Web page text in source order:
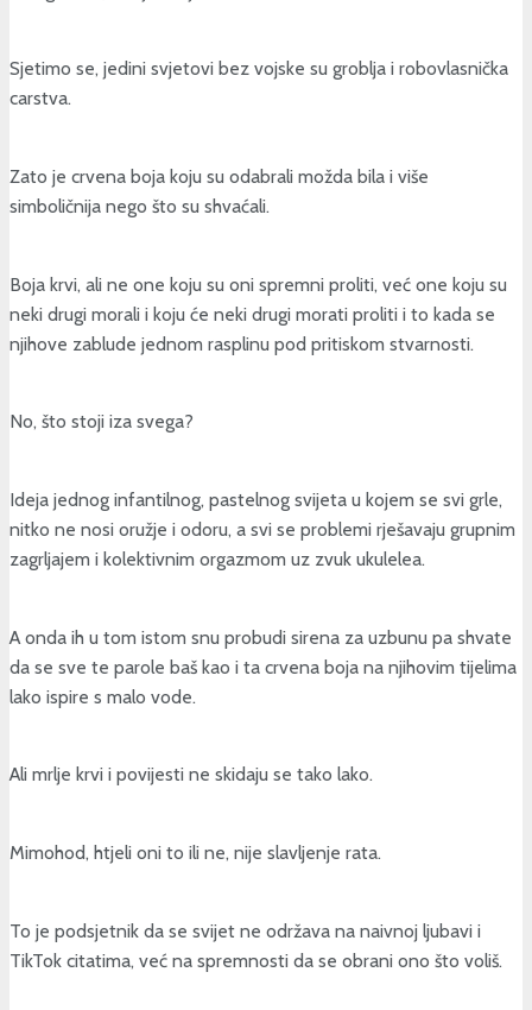
Sjetimo se, jedini svjetovi bez vojske su groblja i robovlasnička
carstva.
Zato je crvena boja koju su odabrali možda bila i više
simboličnija nego što su shvaćali.
Boja krvi, ali ne one koju su oni spremni proliti, već one koju su
neki drugi morali i koju će neki drugi morati proliti i to kada se
njihove zablude jednom rasplinu pod pritiskom stvarnosti.
No, što stoji iza svega?
Ideja jednog infantilnog, pastelnog svijeta u kojem se svi grle,
nitko ne nosi oružje i odoru, a svi se problemi rješavaju grupnim
zagrljajem i kolektivnim orgazmom uz zvuk ukulelea.
A onda ih u tom istom snu probudi sirena za uzbunu pa shvate
da se sve te parole baš kao i ta crvena boja na njihovim tijelima
lako ispire s malo vode.
Ali mrlje krvi i povijesti ne skidaju se tako lako.
Mimohod, htjeli oni to ili ne, nije slavljenje rata.
To je podsjetnik da se svijet ne održava na naivnoj ljubavi i
TikTok citatima, već na spremnosti da se obrani ono što voliš.